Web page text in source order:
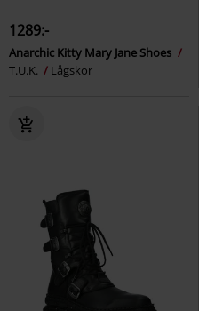
1289:-
Anarchic Kitty Mary Jane Shoes
T.U.K.
Lågskor